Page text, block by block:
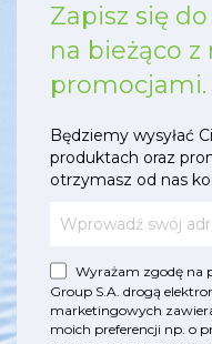
Zapisz się
na bieżąco
promocjami.
Będziemy wysyłać
produktach oraz
otrzymasz od nas
Wyrażam zgodę na
Group S.A. drogą
marketingowych
moich preferencji np. o